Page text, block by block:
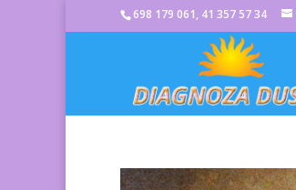
698 179 061, 41 357 57 34